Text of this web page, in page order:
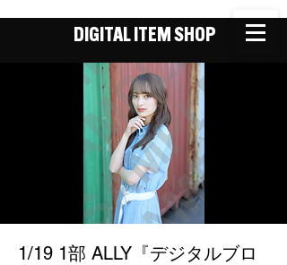
DIGITAL ITEM SHOP
1/19 1部 ALLY『デジタルブロ